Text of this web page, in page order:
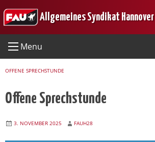
to
Allgemeines Syndikat Hannover
Menu
OFFENE SPRECHSTUNDE
Offene Sprechstunde
3. NOVEMBER 2025 FAUH28